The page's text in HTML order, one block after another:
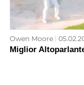
Owen Moore
Miglior